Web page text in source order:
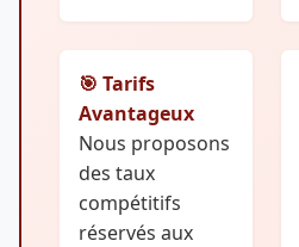
🎯 Tarifs
Avantageux
Nous proposons
des taux
compétitifs
réservés aux